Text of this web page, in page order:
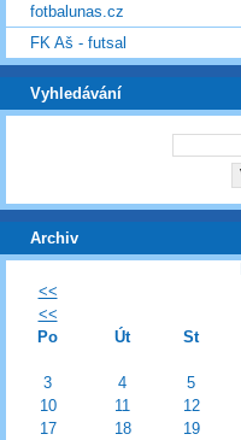
fotbalunas.cz
FK Aš - futsal
Vyhledávání
Archiv
<<
<<
Po
Út St
3
4 5
10
11 12
17
18 19